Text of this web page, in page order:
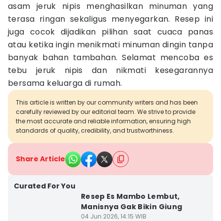
asam jeruk nipis menghasilkan minuman yang
terasa ringan sekaligus menyegarkan. Resep ini
juga cocok dijadikan pilihan saat cuaca panas
atau ketika ingin menikmati minuman dingin tanpa
banyak bahan tambahan. Selamat mencoba es
tebu jeruk nipis dan nikmati kesegarannya
bersama keluarga di rumah.
This article is written by our community writers and has been
carefully reviewed by our editorial team. We strive to provide
the most accurate and reliable information, ensuring high
standards of quality, credibility, and trustworthiness.
Share Article
Curated For You
Resep Es Mambo Lembut,
Manisnya Gak Bikin Giung
04 Jun 2026, 14:15 WIB